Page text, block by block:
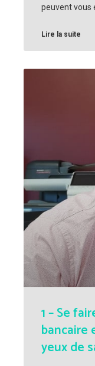
peuvent vous
Lire la suite
1 – Se
bancaire
yeux de